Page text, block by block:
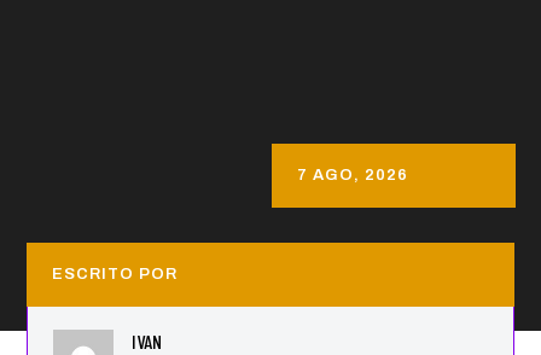
7 AGO, 2026
ESCRITO POR
IVAN